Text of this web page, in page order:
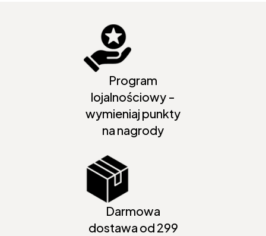
Program
lojalnościowy -
wymieniaj punkty
na nagrody
Darmowa
dostawa od 299